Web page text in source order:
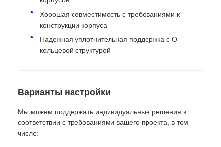
Хорошая совместимость с требованиями к
конструкции корпуса
Надежная уплотнительная поддержка с O-
кольцевой структурой
Варианты настройки
Мы можем поддержать индивидуальные решения в
соответствии с требованиями вашего проекта, в том
числе: